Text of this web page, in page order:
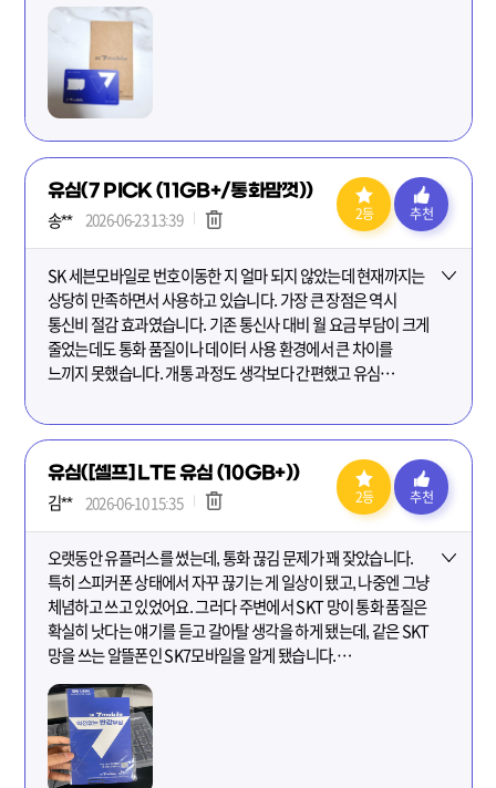
사용중입니다^^
제휴요금제도 사용패턴에맞게 고를수있고
다양한 이벤트도 진행중이라 더더욱 안할 이유가없죠! 한달째
사용중인데 너무 만족해서 주변에도 추천하고있는중~
다들 세븐모바일 하세요💖
*후기 공유
https://m.blog.naver.com/rachel_bbu_/224325025395
유심(7 PICK (11GB+/통화맘껏))
송** 2026-06-23 13:39 2등 추천
SK 세븐모바일로 번호이동한 지 얼마 되지 않았는데 현재까지는
상당히 만족하면서 사용하고 있습니다. 가장 큰 장점은 역시
통신비 절감 효과였습니다. 기존 통신사 대비 월 요금 부담이 크게
줄었는데도 통화 품질이나 데이터 사용 환경에서 큰 차이를
느끼지 못했습니다. 개통 과정도 생각보다 간편했고 유심
있었습니다.
실제로 출퇴근길이나 외부에서도 데이터 속도가 안정적이었고,
영상 시청이나 인터넷 사용 시 끊김 없이 이용할 수 있어
만족스러웠습니다. 알뜰폰이 처음이라 걱정이 있었지만 사용해
합리적인 요금제로 통신비를 아끼고 싶은 분들께 추천드리며, SK
세븐모바일을 고민하는 분들에게 좋은 선택지가 될 것 같습니다.
앞으로도 꾸준히 이용할 예정입니다.
유심([셀프] LTE 유심 (10GB+))
김** 2026-06-10 15:35 2등 추천
오랫동안 유플러스를 썼는데, 통화 끊김 문제가 꽤 잦았습니다.
특히 스피커폰 상태에서 자꾸 끊기는 게 일상이 됐고, 나중엔 그냥
체념하고 쓰고 있었어요. 그러다 주변에서 SKT 망이 통화 품질은
확실히 낫다는 얘기를 듣고 갈아탈 생각을 하게 됐는데, 같은 SKT
망을 쓰는 알뜰폰인 SK7모바일을 알게 됐습니다.
요금도 합리적이고 셀프 개통이 가능하다는 점이 마음에 들어서
진행해봤는데, 중간에 개통이 한 번 실패했어요. 순간
당황했는데, 채팅 고객센터에 문의하니 대응이 빠르고
명확했습니다. 전화 연결도 어렵지 않았고, 친절하게 끝까지
처리해줘서 결국 문제없이 개통 완료했습니다.